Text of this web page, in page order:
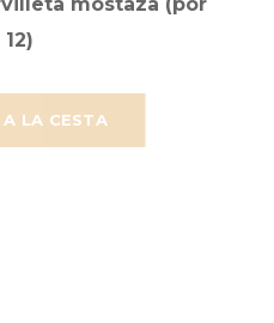
LA CESTA
12)